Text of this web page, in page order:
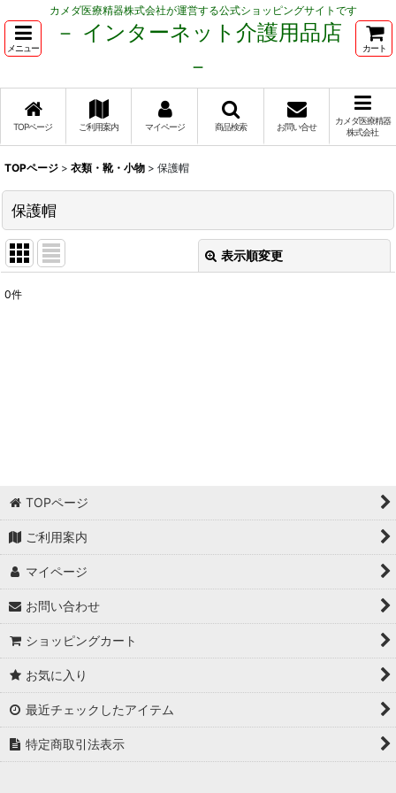
カメダ医療精器株式会社が運営する公式ショッピングサイトです
メニュー
－ インターネット介護用品店
－
カート
TOPページ ご利用案内 マイページ 商品検索 お問い合せ
カメダ医療精器
株式会社
TOPページ > 衣類・靴・小物 > 保護帽
保護帽
表示順変更
0件
TOPページ
ご利用案内
マイページ
お問い合わせ
ショッピングカート
お気に入り
最近チェックしたアイテム
特定商取引法表示